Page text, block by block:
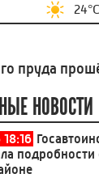
24°C
в
НОВОСТИ